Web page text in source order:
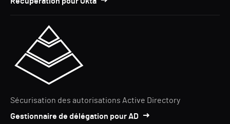
Sécurisation des autorisations Active Directory
Gestionnaire de délégation pour AD